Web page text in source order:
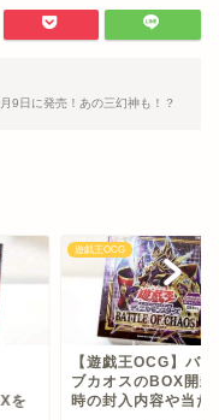
9日に発売！あの三幻神も！？
を
遊戯王OCG
【遊戯王OCG】バ
ブカオスのBOX開封
時の封入内容や当た